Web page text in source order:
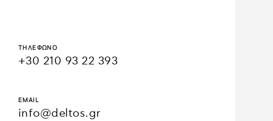
ΤΗΛΕΦΩΝΟ
+30 210 93 22 393
EMAIL
info@deltos.gr